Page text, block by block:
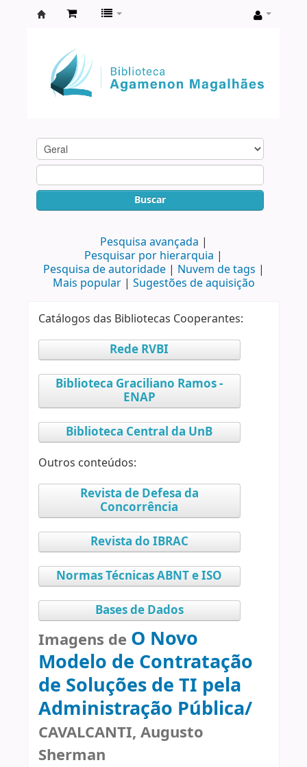
Agamenon
Magalhães
Buscar
Pesquisa avançada
Pesquisar por hierarquia
Pesquisa de autoridade
Nuvem de tags
Mais popular
Sugestões de aquisição
Catálogos das Bibliotecas Cooperantes:
Rede RVBI
Biblioteca Graciliano Ramos -
ENAP
Biblioteca Central da UnB
Outros conteúdos:
Revista de Defesa da
Concorrência
Revista do IBRAC
Normas Técnicas ABNT e ISO
Bases de Dados
Imagens de O Novo
Modelo de Contratação
de Soluções de TI pela
Administração Pública/
CAVALCANTI, Augusto
Sherman